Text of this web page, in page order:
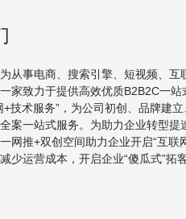
从事电商、搜索引擎、短视频、互
家致力于提供高效优质B2B2C一
+技术服务”，为公司初创、品牌建
案一站式服务。为助力企业转型
网推+双创空间助力企业开启“互联
少运营成本，开启企业“傻瓜式”拓